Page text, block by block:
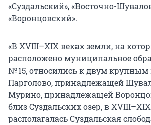
«Суздальский», «Восточно-
«Воронцовский».
«В XVIII–XIX веках земли, на
расположено муниципальное
№ 15, относились к двум
Парголово, принадлежащей
Мурино, принадлежащей
близ Суздальских озер, в
располагалась Суздальская